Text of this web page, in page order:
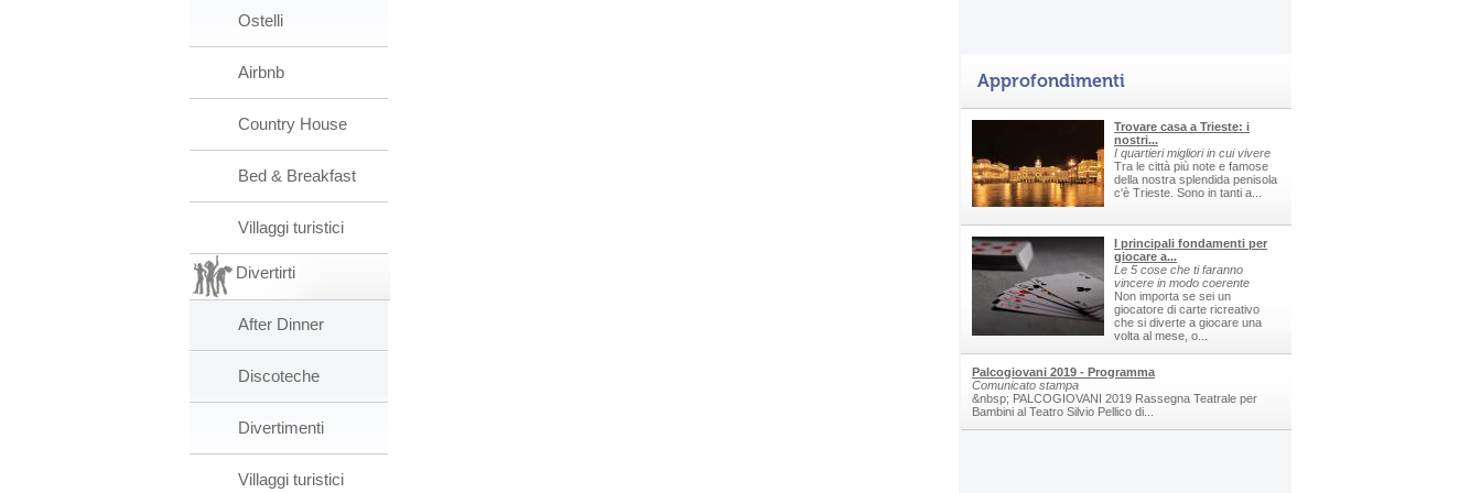
Ostelli
Airbnb
Country House
Bed & Breakfast
Villaggi turistici
Divertirti
After Dinner
Discoteche
Divertimenti
Villaggi turistici
Approfondimenti
Trovare casa a Trieste: i
nostri...
I quartieri migliori in cui vivere
Tra le città più note e famose
della nostra splendida penisola
c'è Trieste. Sono in tanti a...
I principali fondamenti per
giocare a...
Le 5 cose che ti faranno
vincere in modo coerente
Non importa se sei un
giocatore di carte ricreativo
che si diverte a giocare una
volta al mese, o...
Palcogiovani 2019 - Programma
Comunicato stampa
&nbsp; PALCOGIOVANI 2019 Rassegna Teatrale per
Bambini al Teatro Silvio Pellico di...